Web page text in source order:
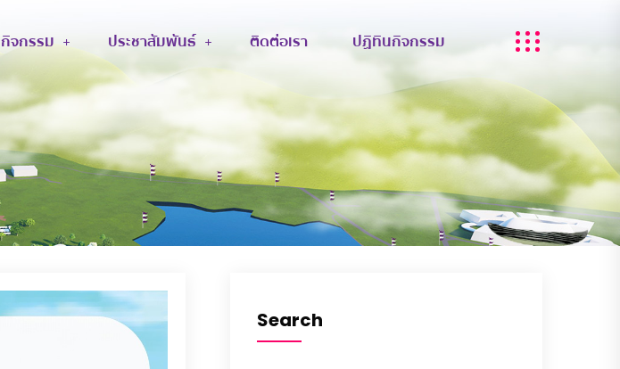
กิจกรรม ประชาสัมพันธ์ ติดต่อเรา ปฏิทินกิจกรรม
Search